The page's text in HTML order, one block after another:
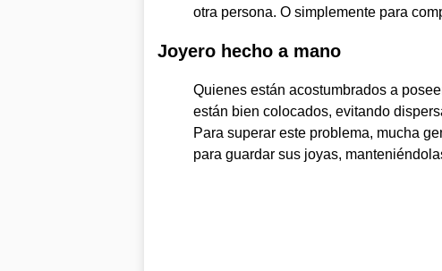
otra persona. O simplemente para
Joyero hecho a mano
Quienes están acostumbrados a
están bien colocados, evitando
Para superar este problema, mucha
para guardar sus joyas,